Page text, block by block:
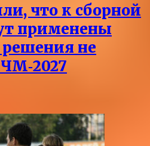
что к сборной
применены
решения не